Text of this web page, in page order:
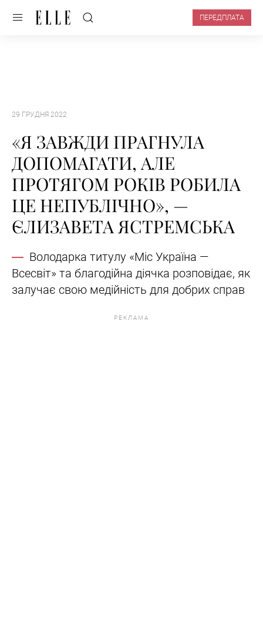
ПЕРЕДПЛАТА
29 ГРУДНЯ 2022
«Я ЗАВЖДИ ПРАГНУЛА
ДОПОМАГАТИ, АЛЕ
ПРОТЯГОМ РОКІВ РОБИЛА
ЦЕ НЕПУБЛІЧНО», —
ЄЛИЗАВЕТА ЯСТРЕМСЬКА
Володарка титулу «Міс Україна —
Всесвіт» та благодійна діячка розповідає, як
залучає свою медійність для добрих справ
РЕКЛАМА